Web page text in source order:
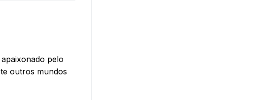
pelo
outros mundos